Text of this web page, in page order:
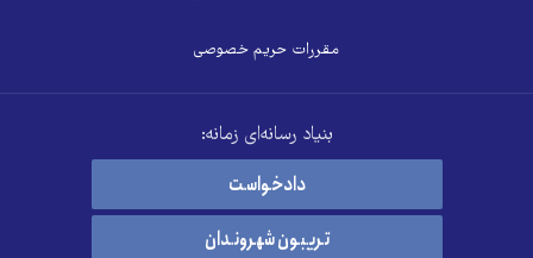
مقررات حریم خصوصی
بنیاد رسانه‌ای زمانه:
دادخواست
تریبون شهروندان